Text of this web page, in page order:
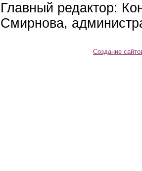
Главный редактор:
Смирнова,
Создание